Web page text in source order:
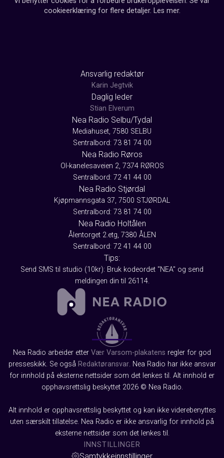
cookieerklæring for flere detaljer. Les mer.
Ansvarlig redaktør
Karin Jegtvik
Daglig leder
Stian Elverum
Nea Radio Selbu/Tydal
Mediahuset, 7580 SELBU
Sentralbord: 73 81 74 00
Nea Radio Røros
Ol-kanelesaveien 2, 7374 RØROS
Sentralbord: 72 41 44 00
Nea Radio Stjørdal
Kjøpmannsgata 37, 7500 STJØRDAL
Sentralbord: 73 81 74 00
Nea Radio Holtålen
Ålentorget 2.etg, 7380 ÅLEN
Sentralbord: 72 41 44 00
Tips:
Send SMS til studio (10kr): Bruk kodeordet "NEA" og send
meldingen din til 26114.
Nea Radio arbeider etter Vær Varsom-plakatens regler for god
presseskikk. Se også Redaktøransvar. Nea Radio har ikke ansvar
for innhold på eksterne nettsider som det lenkes til. Alt innhold er
opphavsrettslig beskyttet 2026 © Nea Radio.
Alt innhold er opphavsrettslig beskyttet og kan ikke viderebenyttes
uten særskilt tillatelse. Nea Radio er ikke ansvarlig for innhold på
eksterne nettsider som det lenkes til.
INNSTILLINGER
Samtykkeinnstillinger